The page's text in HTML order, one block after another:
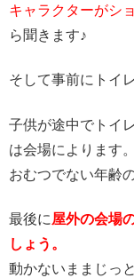
キャラクターがシ
ら聞きます♪
そして事前にトイ
子供が途中でトイ
は会場によります。
おむつでない年齢
最後に屋外の会場
しょう。
動かないままじっ